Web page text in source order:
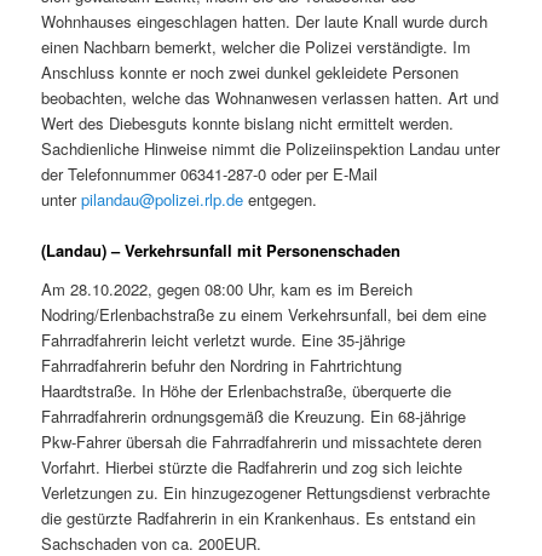
Wohnhauses eingeschlagen hatten. Der laute Knall wurde durch
einen Nachbarn bemerkt, welcher die Polizei verständigte. Im
Anschluss konnte er noch zwei dunkel gekleidete Personen
beobachten, welche das Wohnanwesen verlassen hatten. Art und
Wert des Diebesguts konnte bislang nicht ermittelt werden.
Sachdienliche Hinweise nimmt die Polizeiinspektion Landau unter
der Telefonnummer 06341-287-0 oder per E-Mail
unterpilandau@polizei.rlp.de entgegen.
(Landau) – Verkehrsunfall mit Personenschaden
Am 28.10.2022, gegen 08:00 Uhr, kam es im Bereich
Nodring/Erlenbachstraße zu einem Verkehrsunfall, bei dem eine
Fahrradfahrerin leicht verletzt wurde. Eine 35-jährige
Fahrradfahrerin befuhr den Nordring in Fahrtrichtung
Haardtstraße. In Höhe der Erlenbachstraße, überquerte die
Fahrradfahrerin ordnungsgemäß die Kreuzung. Ein 68-jährige
Pkw-Fahrer übersah die Fahrradfahrerin und missachtete deren
Vorfahrt. Hierbei stürzte die Radfahrerin und zog sich leichte
Verletzungen zu. Ein hinzugezogener Rettungsdienst verbrachte
die gestürzte Radfahrerin in ein Krankenhaus. Es entstand ein
Sachschaden von ca. 200EUR.